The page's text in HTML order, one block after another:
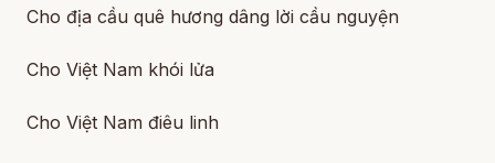
Cho địa cầu quê hương dâng lời cầu nguyện
Cho Việt Nam khói lửa
Cho Việt Nam điêu linh